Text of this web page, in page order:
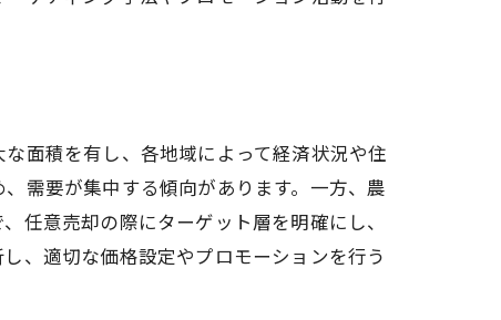
面積を有し、各地域によって経済状況や住
需要が集中する傾向があります。一方、農
任意売却の際にターゲット層を明確にし、
、適切な価格設定やプロモーションを行う